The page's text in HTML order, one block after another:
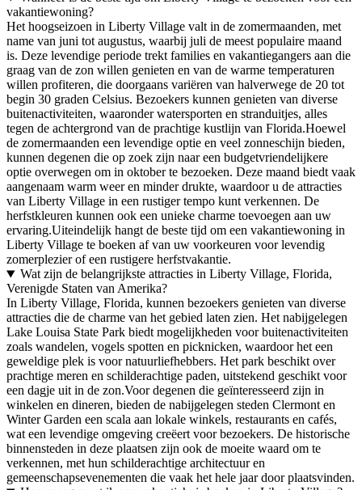
vakantiewoning?
Het hoogseizoen in Liberty Village valt in de zomermaanden, met
name van juni tot augustus, waarbij juli de meest populaire maand
is. Deze levendige periode trekt families en vakantiegangers aan die
graag van de zon willen genieten en van de warme temperaturen
willen profiteren, die doorgaans variëren van halverwege de 20 tot
begin 30 graden Celsius. Bezoekers kunnen genieten van diverse
buitenactiviteiten, waaronder watersporten en stranduitjes, alles
tegen de achtergrond van de prachtige kustlijn van Florida.Hoewel
de zomermaanden een levendige optie en veel zonneschijn bieden,
kunnen degenen die op zoek zijn naar een budgetvriendelijkere
optie overwegen om in oktober te bezoeken. Deze maand biedt vaak
aangenaam warm weer en minder drukte, waardoor u de attracties
van Liberty Village in een rustiger tempo kunt verkennen. De
herfstkleuren kunnen ook een unieke charme toevoegen aan uw
ervaring.Uiteindelijk hangt de beste tijd om een vakantiewoning in
Liberty Village te boeken af van uw voorkeuren voor levendig
zomerplezier of een rustigere herfstvakantie.
Wat zijn de belangrijkste attracties in Liberty Village, Florida,
Verenigde Staten van Amerika?
In Liberty Village, Florida, kunnen bezoekers genieten van diverse
attracties die de charme van het gebied laten zien. Het nabijgelegen
Lake Louisa State Park biedt mogelijkheden voor buitenactiviteiten
zoals wandelen, vogels spotten en picknicken, waardoor het een
geweldige plek is voor natuurliefhebbers. Het park beschikt over
prachtige meren en schilderachtige paden, uitstekend geschikt voor
een dagje uit in de zon.Voor degenen die geïnteresseerd zijn in
winkelen en dineren, bieden de nabijgelegen steden Clermont en
Winter Garden een scala aan lokale winkels, restaurants en cafés,
wat een levendige omgeving creëert voor bezoekers. De historische
binnensteden in deze plaatsen zijn ook de moeite waard om te
verkennen, met hun schilderachtige architectuur en
gemeenschapsevenementen die vaak het hele jaar door plaatsvinden.